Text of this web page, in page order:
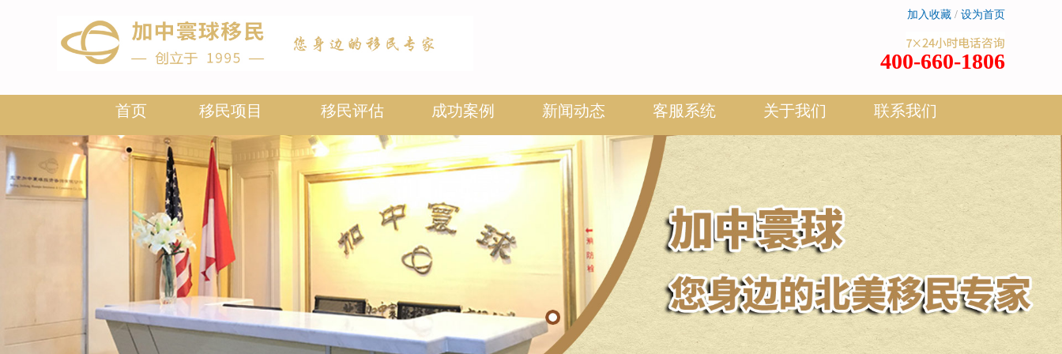
加入收藏 / 设为首页
400-660-1806
首页 移民项目 移民评估 成功案例 新闻动态 客服系统 关于我们 联系我们